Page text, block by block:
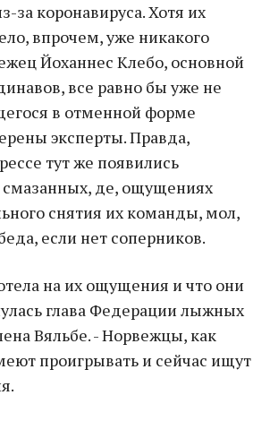
за коронавируса. Хотя их
впрочем, уже никакого
Йоханнес Клебо, основной
все равно бы уже не
в отменной форме
эксперты. Правда,
тут же появились
де, ощущениях
снятия их команды, мол,
если нет соперников.
на их ощущения и что они
глава Федерации лыжных
Вяльбе. - Норвежцы, как
проигрывать и сейчас ищут